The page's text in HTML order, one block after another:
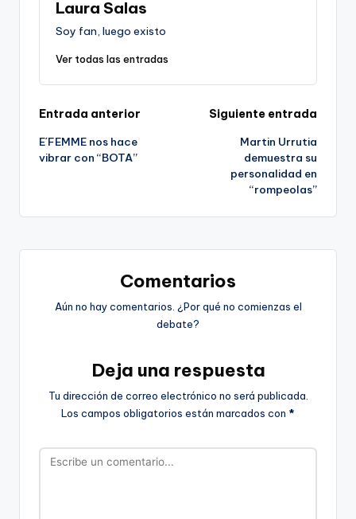
Laura Salas
Soy fan, luego existo
Ver todas las entradas
Navegación
de
Entrada anterior
E´FEMME nos hace
vibrar con “BOTA”
Siguiente entrada
Martin Urrutia
demuestra su
personalidad en
“rompeolas”
Comentarios
Aún no hay comentarios. ¿Por qué no comienzas el
debate?
Deja una respuesta
Tu dirección de correo electrónico no será publicada.
Los campos obligatorios están marcados con *